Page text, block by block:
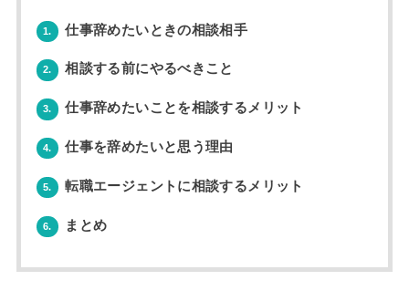
1. 仕事辞めたいときの相談相手
2. 相談する前にやるべきこと
3. 仕事辞めたいことを相談するメリット
4. 仕事を辞めたいと思う理由
5. 転職エージェントに相談するメリット
6. まとめ